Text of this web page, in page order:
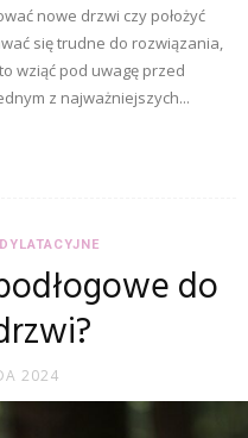
nowe drzwi czy położyć
się trudne do rozwiązania,
wziąć pod uwagę przed
z najważniejszych...
do
2024